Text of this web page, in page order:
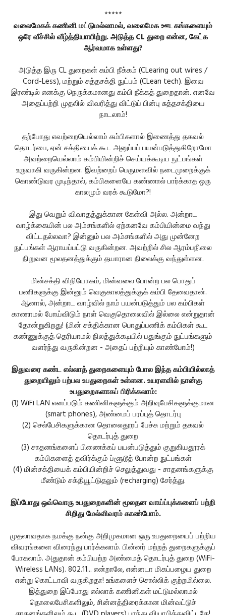
*****
வலைமேகக் கணினி மட்டுமல்லாமல், வலைமேக ஊடகங்களையும்
ஒரே வீச்சில் வீழ்த்தியாயிற்று. அடுத்த CL துறை என்ன, கேட்க
ஆர்வமாக உள்ளது?
அடுத்த இரு CL துறைகள் கம்பி நீக்கம் (CLearing out wires /
Cord-Less), மற்றும் சுத்தசக்தி நுட்பம் (CLean tech). இவை
இரண்டில் எனக்கு நெருக்கமானது கம்பி நீக்கத் துறைதான். எனவே
அதைப்பற்றி முதலில் விவரித்து விட்டுப் பின்பு சுத்தசக்தியை
நாடலாம்!
தற்போது எவற்றையெல்லாம் கம்பிகளால் இணைத்து தகவல்
தொடர்பை, ஏன் சக்தியைக் கூட அனுப்பப் பயன்படுத்துகிறோமோ
அவற்றையெல்லாம் கம்பியின்றிச் செய்யக்கூடிய நுட்பங்கள்
உருவாகி வருகின்றன. இவற்றைப் பெருமளவில் நடைமுறைக்குக்
கொண்டுவர முடிந்தால், கம்பிகளையே கண்ணால் பார்க்காத ஒரு
காலமும் வரக் கூடுமோ?!
இது வெறும் விவாதத்துக்கான கேள்வி அல்ல. அன்றாட
வாழ்க்கையின் பல அம்சங்களில் ஏற்கனவே கம்பியின்மை வந்து
விட்டதல்லவா? இன்னும் பல அம்சங்களில் அது முன்னேற
நுட்பங்கள் ஆராயப்பட்டு வருகின்றன. அவற்றில் சில ஆரம்பநிலை
நிறுவன மூலதனத்துக்கும் தயாரான நிலைக்கு வந்துள்ளன.
மின்சக்தி விநியோகம், மின்வலை போன்ற பல பொதுப்
பணிகளுக்கு இன்னும் வெகுகாலத்துக்குக் கம்பி தேவைதான்.
ஆனால், அன்றாட வாழ்வில் நாம் பயன்படுத்தும் பல கம்பிகள்
காணாமல் போய்விடும் நாள் வெகுதொலைவில் இல்லை என்றுதான்
தோன்றுகிறது! (மின் சக்திக்கான பொதுப்பணிக் கம்பிகள் கூட
கண்ணுக்குத் தெரியாமல் நிலத்துக்கடியில் பதுங்கும் நுட்பங்களும்
வளர்ந்து வருகின்றன - அதைப் பற்றியும் காண்போம்!)
இதுவரை கண்ட எல்லாத் துறைகளையும் போல இந்த கம்பியில்லாத்
துறையிலும் பற்பல உபதுறைகள் உள்ளன. உயரளவில் நான்கு
உபதுறைகளாகப் பிரிக்கலாம்:
(1) WiFi LAN எனப்படும் கணினிகளுக்கும் அறிவுபேசிகளுக்குமான
(smart phones), அண்மைப் பரப்புத் தொடர்பு
(2) செல்பேசிகளுக்கான தொலைதூரப் பேச்சு மற்றும் தகவல்
தொடர்புத் துறை
(3) சாதனங்களைப் பிணைக்கப் பயன்படுத்தும் குறுகியதூரக்
கம்பிகளைத் தவிர்க்கும் ப்ளூடூத் போன்ற நுட்பங்கள்
(4) மின்சக்தியைக் கம்பியின்றிச் செலுத்துவது - சாதனங்களுக்கு
மீண்டும் சக்தியூட்டுதலும் (recharging) சேர்த்து.
இப்போது ஒவ்வொரு உபதுறைகளின் மூலதன வாய்ப்புக்களைப் பற்றி
சிறிது மேல்விவரம் காண்போம்.
முதலாவதாக நமக்கு நன்கு அறிமுகமான ஒரு உபதுறையைப் பற்றிய
விவரங்களை விரைந்து பார்க்கலாம். பின்னர் மற்றத் துறைகளுக்குப்
போகலாம். அதுதான் கம்பியற்ற அண்மைத் தொடர்புத் துறை (WiFi-
Wireless LANs). 802.11... என்றாலே, என்னடா மிகப்பழைய துறை
என்று கொட்டாவி வருகிறதா! உங்களைச் சொல்லிக் குற்றமில்லை.
இத்துறை இப்போது எல்லாக் கணினிகள் மட்டுமல்லாமல்
தொலைபேசிகளிலும், சின்னத்திரைக்கான மின்வட்டுச்